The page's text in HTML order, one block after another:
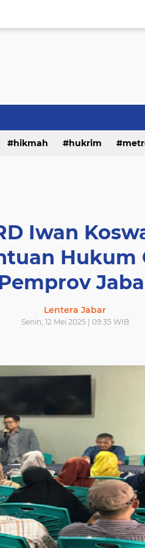
hikmah hukrim
Iwan
Hukum
Lentera Jabar
Senin, 12 Mei 2025 | 09:35 WIB